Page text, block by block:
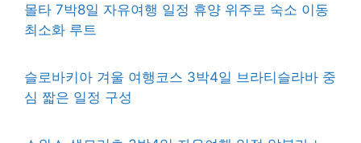
몰타 7박8일 자유여행 일정 휴양 위주로 숙소 이동
최소화 루트
슬로바키아 겨울 여행코스 3박4일 브라티슬라바 중
심 짧은 일정 구성